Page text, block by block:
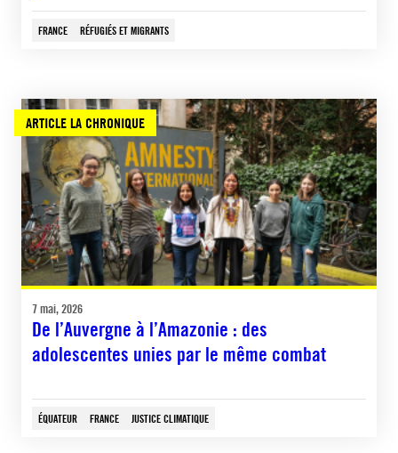
FRANCE RÉFUGIÉS ET MIGRANTS
ARTICLE LA CHRONIQUE
7 mai, 2026
De l’Auvergne à l’Amazonie : des
adolescentes unies par le même combat
ÉQUATEUR FRANCE JUSTICE CLIMATIQUE